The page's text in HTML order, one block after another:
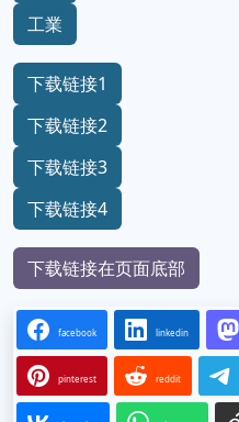
工業
下载链接1
下载链接2
下载链接3
下载链接4
下载链接在页面底部
facebook linkedin
pinterest reddit